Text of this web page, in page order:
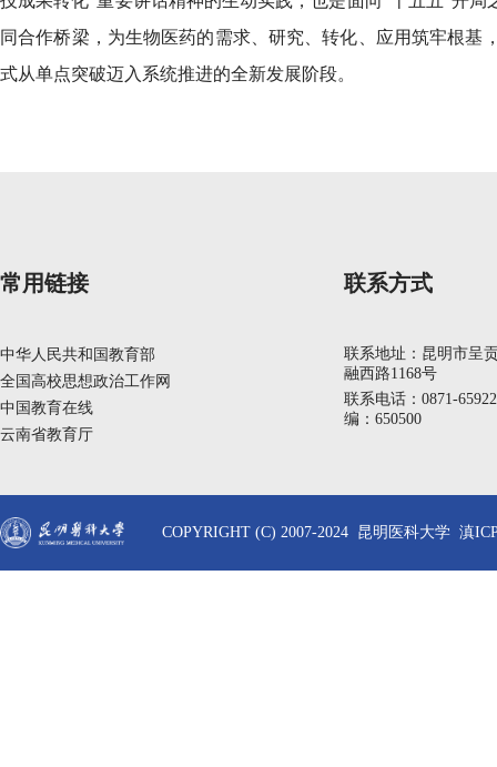
同合作桥梁，为生物医药的需求、研究、转化、应用筑牢根
式从单点突破迈入系统推进的全新发展阶段。
常用链接
中华人民共和国教育部
全国高校思想政治工作网
中国教育在线
云南省教育厅
联系方式
联系地址：昆明市呈
融西路1168号
联系电话：0871-
编：650500
COPYRIGHT (C) 2007-2024 昆明医科大学 滇